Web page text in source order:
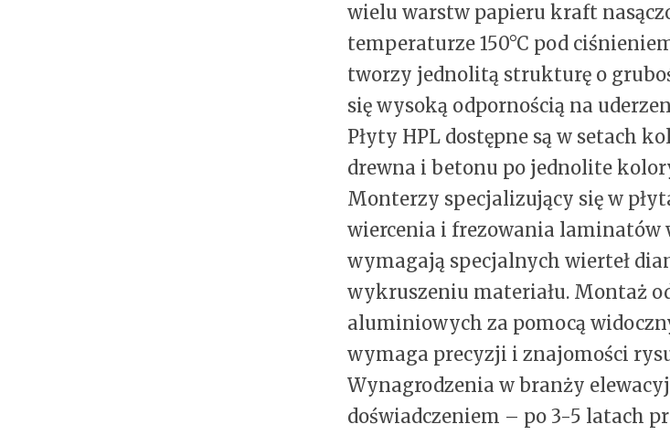
wielu warstw papieru kraft
temperaturze 150°C pod
tworzy jednolitą strukturę o
się wysoką odpornością na
Płyty HPL dostępne są w setach
drewna i betonu po jednolite
Monterzy specjalizujący się w
wiercenia i frezowania
wymagają specjalnych wierteł
wykruszeniu materiału. Montaż
aluminiowych za pomocą
wymaga precyzji i znajomości
Wynagrodzenia w branży
doświadczeniem – po 3-5 latach